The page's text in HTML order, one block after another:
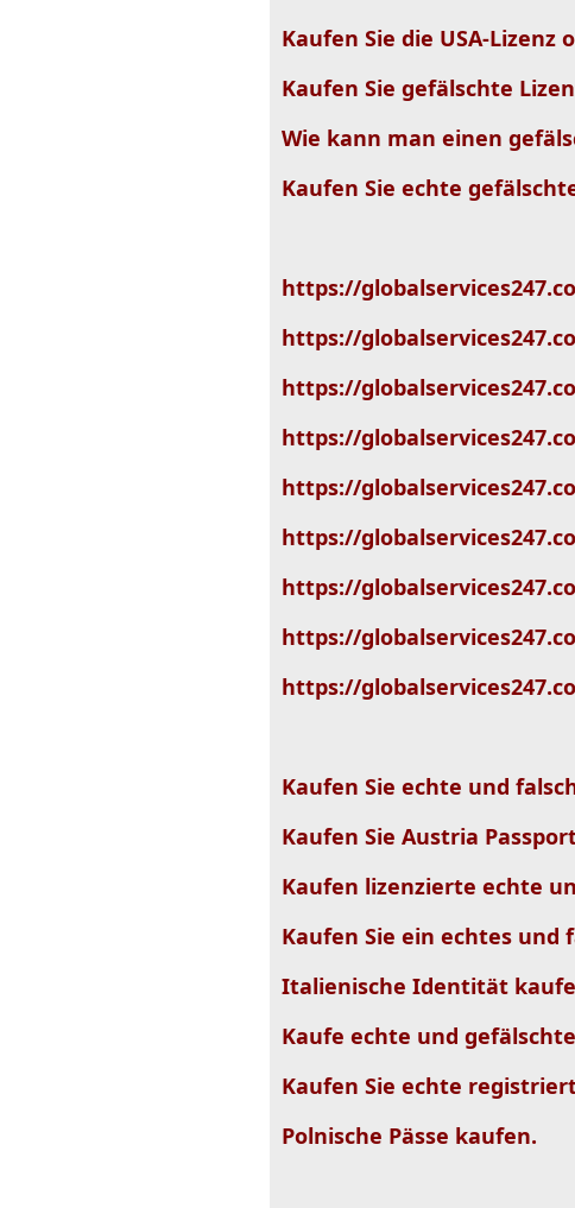
Kaufen Sie die USA-Lizenz
Kaufen Sie gefälschte
Wie kann man einen
Kaufen Sie echte
https://
https://
https://
https://
https://
https://
https://
https://
https://
Kaufen Sie echte und
Kaufen Sie Austria
Kaufen lizenzierte echte
Kaufen Sie ein echtes und
Italienische Identität
Kaufe echte und
Kaufen Sie echte
Polnische Pässe kaufen.